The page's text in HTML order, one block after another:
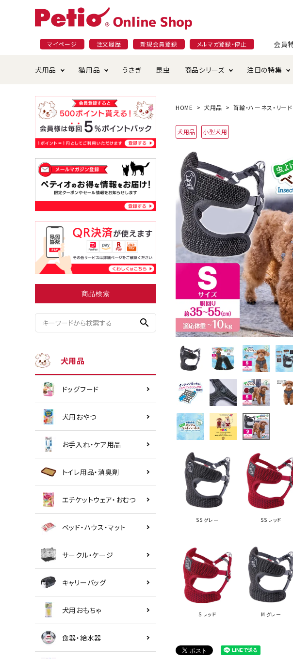
マイページ 注文履歴 新規会員登録 メルマガ登録・停止 会員
犬用品
ドッグフード おやつ
ペットシーツ ベッド・ハウス・マット
おもちゃ 食器・給水器
首輪・ハーネス・リード しつけ用品
猫用品
ごはん・おやつ お手入れ・ケア用品
ベッド・ハウス・マット サークル・ケージ・タワー
食器・給水器 防虫用品
替え・交換パーツ
うさぎ 昆虫 商品シリーズ
プラクト 素材そのまま
注目の特集
夜のお散歩特集 無添加特集
国産フード&おやつ特集 穀物不使用のグレインフリー
じゃらして遊ぶ 引っ張って遊ぶ
またたび・元気草
小型犬にオススメ ダイエット中にオススメ
ショッピングガイド 会員特典について
返品・交換について オンラインショップ利用規
商品検索
search
犬用品
ドッグフード
犬用おやつ
お手入れ・ケア用品
トイレ用品・消臭剤
エチケットウェア・おむつ
ベッド・ハウス・マット
サークル・ケージ
キャリーバッグ
犬用おもちゃ
食器・給水器
HOME 犬用品 首輪・ハーネス・リード
犬用品 小型犬用
SS グレー SS レッド
S レッド M グレー